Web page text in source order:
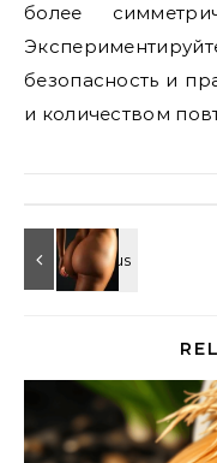
более
безопасность и
и количеством